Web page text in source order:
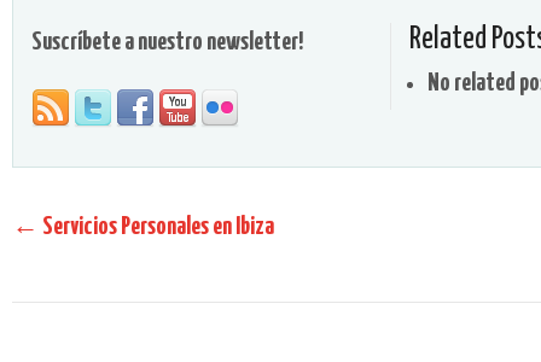
Suscríbete a nuestro newsletter! Related
No related
← Servicios Personales en Ibiza